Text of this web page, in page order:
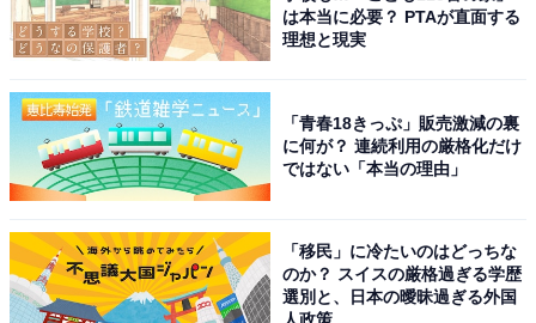
は本当に必要？ PTAが直面する
理想と現実
「青春18きっぷ」販売激減の裏
に何が？ 連続利用の厳格化だけ
ではない「本当の理由」
「移民」に冷たいのはどっちな
のか？ スイスの厳格過ぎる学歴
選別と、日本の曖昧過ぎる外国